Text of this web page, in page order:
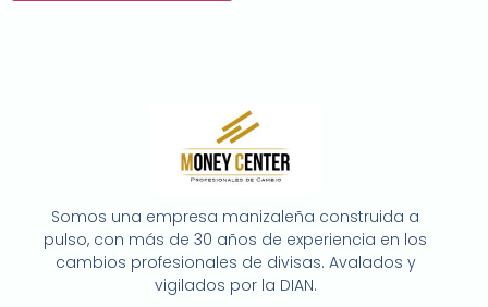
Somos una empresa manizaleña construida a
pulso, con más de 30 años de experiencia en los
cambios profesionales de divisas. Avalados y
vigilados por la DIAN.